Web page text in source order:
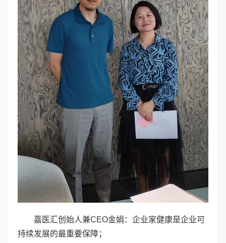
嘉医汇创始人兼CEO金娟：企业家健康是企业可
持续发展的最重要保障；